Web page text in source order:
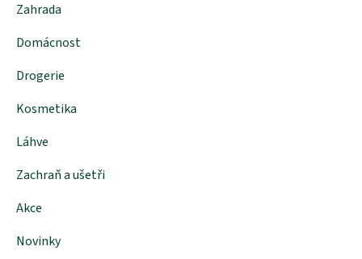
Zahrada
Domácnost
Drogerie
Kosmetika
Láhve
Zachraň a ušetři
Akce
Novinky